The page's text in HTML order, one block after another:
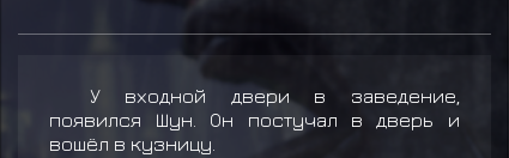
У входной двери в заведение,
появился Шун. Он постучал в дверь и
вошёл в кузницу.